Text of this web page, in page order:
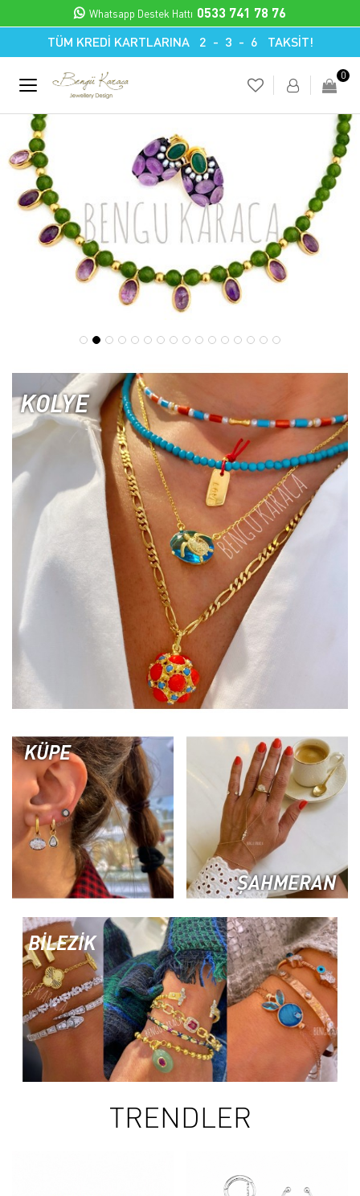
TÜM KREDİ KARTLARINA 2 - 3 - 6 TAKSİT!
Whatsapp Destek Hattı 0533 741 78 76
0
KOLYE
KÜPE
ŞAHMERAN
BİLEZİK
TRENDLER